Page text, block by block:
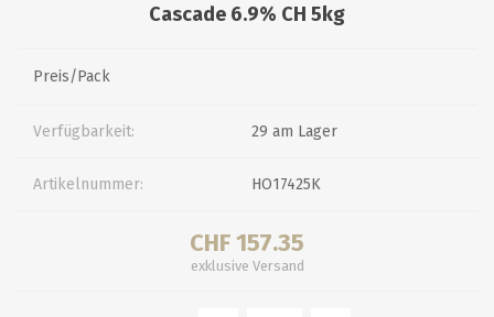
Cascade 6.9% CH 5kg
Preis/Pack
Verfügbarkeit: 29 am Lager
Artikelnummer: HO17425K
CHF 157.35
exklusive Versand